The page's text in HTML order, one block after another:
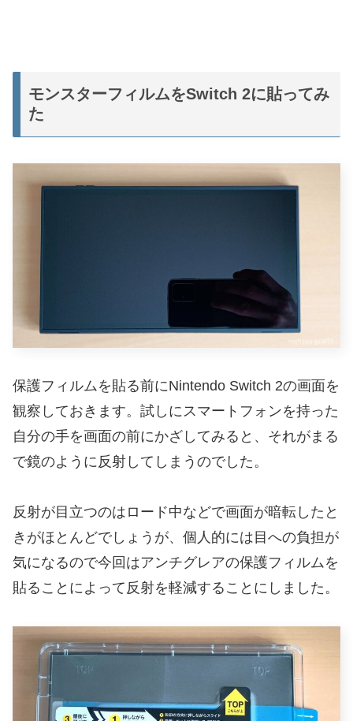
モンスターフィルムをSwitch 2に貼ってみ
た
保護フィルムを貼る前にNintendo Switch 2の画面を
観察しておきます。試しにスマートフォンを持った
自分の手を画面の前にかざしてみると、それがまる
で鏡のように反射してしまうのでした。
反射が目立つのはロード中などで画面が暗転したと
きがほとんどでしょうが、個人的には目への負担が
気になるので今回はアンチグレアの保護フィルムを
貼ることによって反射を軽減することにしました。